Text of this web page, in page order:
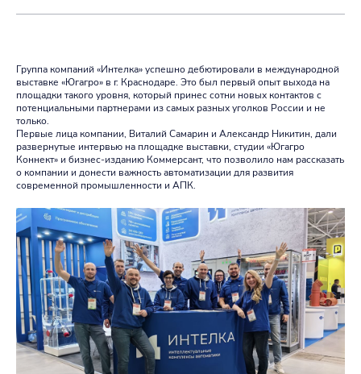
Группа компаний «Интелка» успешно дебютировали в международной
выставке «Югагро» в г. Краснодаре. Это был первый опыт выхода на
площадки такого уровня, который принес сотни новых контактов с
потенциальными партнерами из самых разных уголков России и не
только.
Первые лица компании, Виталий Самарин и Александр Никитин, дали
развернутые интервью на площадке выставки, студии «Югагро
Коннект» и бизнес-изданию Коммерсант, что позволило нам рассказать
о компании и донести важность автоматизации для развития
современной промышленности и АПК.